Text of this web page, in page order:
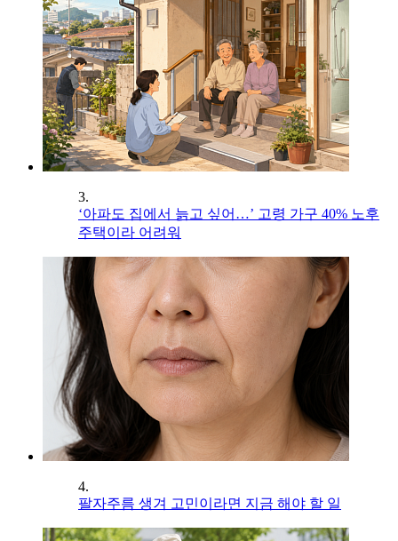
3.
‘아파도 집에서 늙고 싶어…’ 고령 가구 40% 노후
주택이라 어려워
4.
팔자주름 생겨 고민이라면 지금 해야 할 일